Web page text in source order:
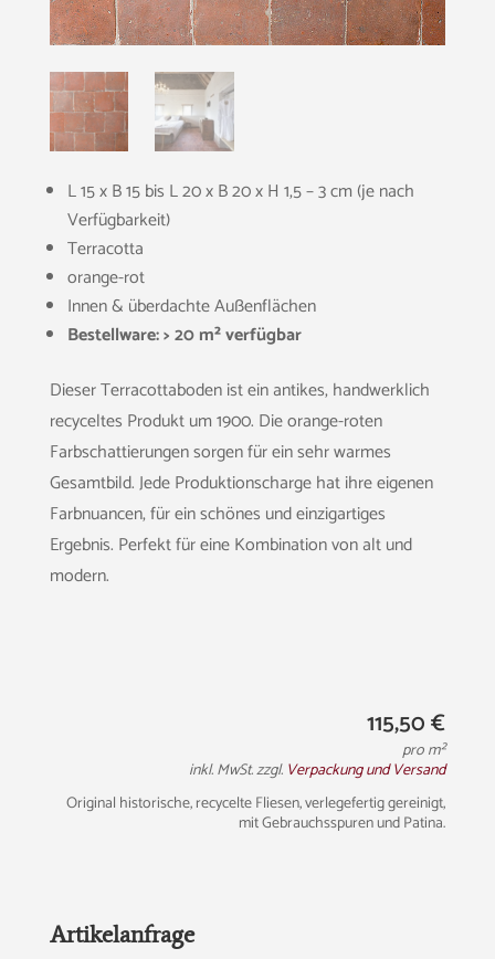
L 15 x B 15 bis L 20 x B 20 x H 1,5 – 3 cm (je nach
Verfügbarkeit)
Terracotta
orange-rot
Innen & überdachte Außenflächen
Bestellware: > 20 m² verfügbar
Dieser Terracottaboden ist ein antikes, handwerklich
recyceltes Produkt um 1900. Die orange-roten
Farbschattierungen sorgen für ein sehr warmes
Gesamtbild. Jede Produktionscharge hat ihre eigenen
Farbnuancen, für ein schönes und einzigartiges
Ergebnis. Perfekt für eine Kombination von alt und
modern.
115,50€
pro m²
inkl. MwSt. zzgl. Verpackung und Versand
Original historische, recycelte Fliesen, verlegefertig gereinigt,
mit Gebrauchsspuren und Patina.
Artikelanfrage